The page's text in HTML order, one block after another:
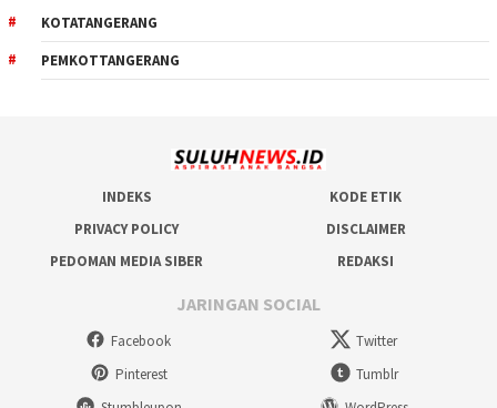
KOTATANGERANG
PEMKOTTANGERANG
INDEKS
KODE ETIK
PRIVACY POLICY
DISCLAIMER
PEDOMAN MEDIA SIBER
REDAKSI
JARINGAN SOCIAL
Facebook
Twitter
Pinterest
Tumblr